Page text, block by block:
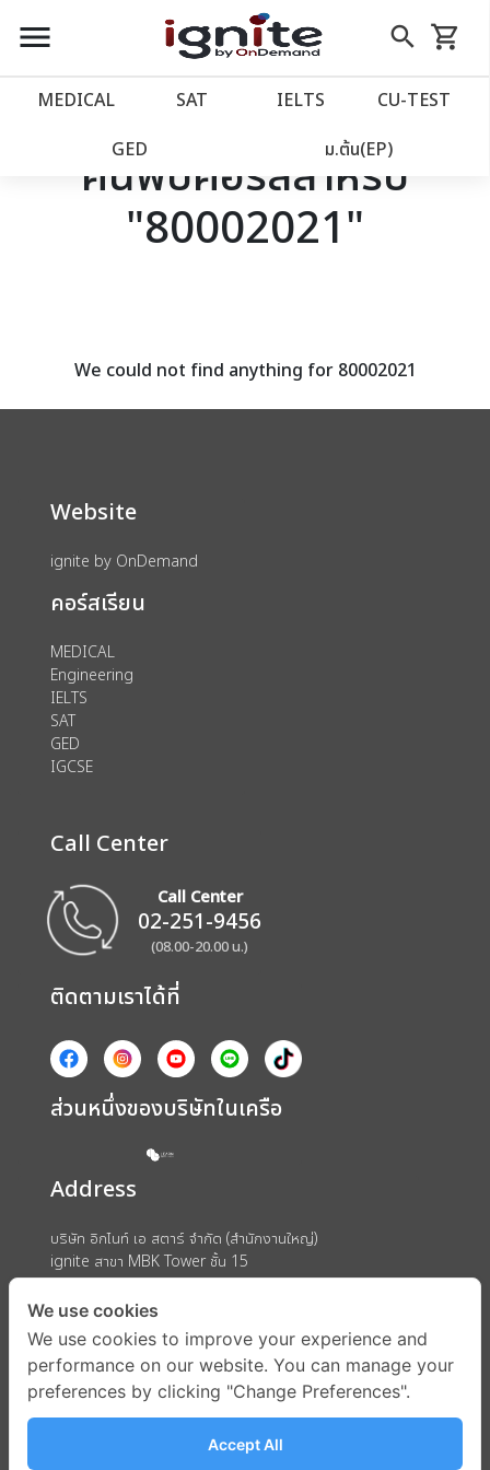
close
account_balance หน้าแรก
เว็บไซต์อิกไนท์
โปรโมชั่น
assignment ลงทะเบียน
menu search
Skip
to
shopping_cart
รถเข็น
MEDICAL SAT IELTS CU‑TEST
GED ม.ต้น(EP)
ค้นพบคอร์สสำหรับ
"80002021"
We could not find anything for 80002021
Website
ignite by OnDemand
คอร์สเรียน
MEDICAL
Engineering
IELTS
SAT
GED
IGCSE
Call Center
Call Center
02-251-9456
(08.00-20.00 น.)
ติดตามเราได้ที่
ส่วนหนึ่งของบริษัทในเครือ
Address
บริษัท อิกไนท์ เอ สตาร์ จำกัด (สำนักงานใหญ่)
ignite สาขา MBK Tower ชั้น 15
ถนนพญาไท แขวงวังใหม่ เขตปทุมวัน กรุงเทพมหานคร 10330
We use cookies
We use cookies to improve your experience and
performance on our website. You can manage your
preferences by clicking "Change Preferences".
Accept All